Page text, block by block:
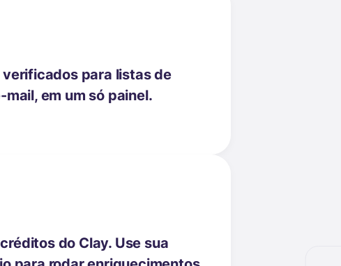
para listas de
mail, em um só painel.
do Clay. Use sua